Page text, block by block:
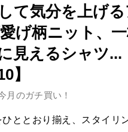
て気分を上げる
げ柄ニット、
見えるシャツ...
】
月のガチ買い！
ひととおり揃え、スタイリ